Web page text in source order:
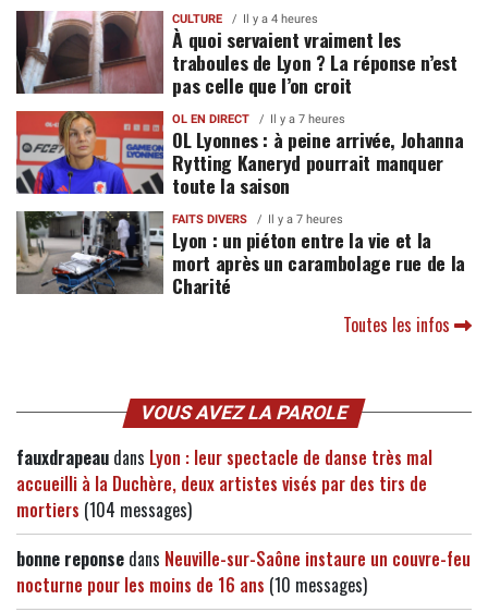
CULTURE Il y a 4 heures
À quoi servaient vraiment les
traboules de Lyon ? La réponse n’est
pas celle que l’on croit
OL EN DIRECT Il y a 7 heures
OL Lyonnes : à peine arrivée, Johanna
Rytting Kaneryd pourrait manquer
toute la saison
FAITS DIVERS Il y a 7 heures
Lyon : un piéton entre la vie et la
mort après un carambolage rue de la
Charité
Toutes les infos
VOUS AVEZ LA PAROLE
fauxdrapeau dans Lyon : leur spectacle de danse très mal
accueilli à la Duchère, deux artistes visés par des tirs de
mortiers (104 messages)
bonne reponse dans Neuville-sur-Saône instaure un couvre-feu
nocturne pour les moins de 16 ans (10 messages)